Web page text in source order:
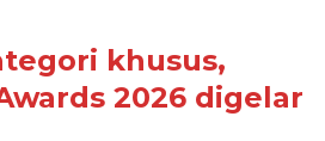
khusus,
2026 digelar